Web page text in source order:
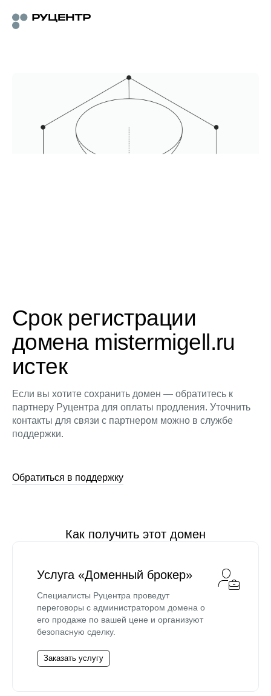
Срок регистрации
домена mistermigell.ru
истек
Если вы хотите сохранить домен — обратитесь к
партнеру Руцентра для оплаты продления. Уточнить
контакты для связи с партнером можно в службе
поддержки.
Обратиться в поддержку
Как получить этот домен
Услуга «Доменный брокер»
Специалисты Руцентра проведут
переговоры с администратором домена о
его продаже по вашей цене и организуют
безопасную сделку.
Заказать услугу